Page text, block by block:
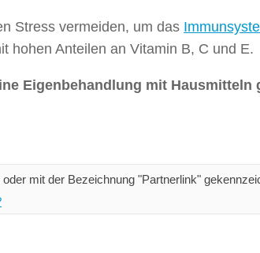
Stress vermeiden, um das
hohen Anteilen an Vitamin B, C und E.
Eigenbehandlung mit Hausmitteln
mit der Bezeichnung "Partnerlink"